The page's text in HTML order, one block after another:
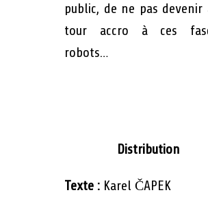
public, de ne pas devenir
tour accro à ces
robots…
Distribution
Texte : Karel ČAPEK